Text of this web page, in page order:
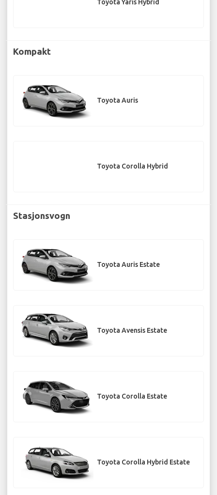
Toyota Yaris Hybrid
Kompakt
Toyota Auris
Toyota Corolla Hybrid
Stasjonsvogn
Toyota Auris Estate
Toyota Avensis Estate
Toyota Corolla Estate
Toyota Corolla Hybrid Estate